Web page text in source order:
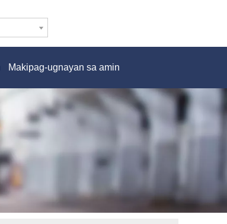
Makipag-ugnayan sa amin